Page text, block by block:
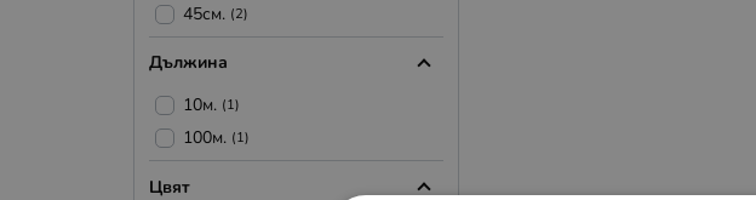
45см. (2)
Дължина
10м. (1)
100м. (1)
Цвят